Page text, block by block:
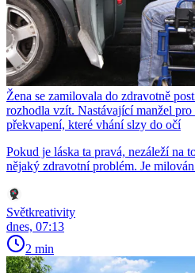
Žena se zamilovala do zdravotně
rozhodla vzít. Nastávající manžel
překvapení, které vhání slzy do očí
Pokud je láska ta pravá, nezáleží na
nějaký zdravotní problém. Je
Světkreativity
dnes, 07:13
2 min